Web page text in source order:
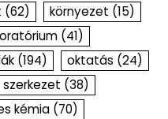
(62) környezet (15)
(41)
(194) oktatás (24)
szerkezet (38)
kémia (70)